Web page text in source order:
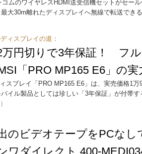
ムのワイヤレスHDMI送受信機セットがセー
大30m離れたディスプレイへ無線で転送でき
ィスプレイの道：
万円切りで3年保証！ フ
「PRO MP165 E6」の実
スプレイ「PRO MP165 E6」は、実売価格1
イル製品としては珍しい「3年保証」が付帯
のビデオテープをPCな
ンワダイレクト 400-